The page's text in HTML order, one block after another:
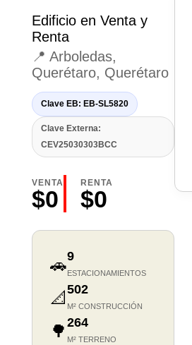
Edificio en Venta y
Renta
📍 Arboledas,
Querétaro, Querétaro
Clave EB: EB-SL5820
Clave Externa:
CEV25030303BCC
VENTA
$0
RENTA
$0
🚗9
ESTACIONAMIENTOS
📐 502
M² CONSTRUCCIÓN
🌳 264
M² TERRENO